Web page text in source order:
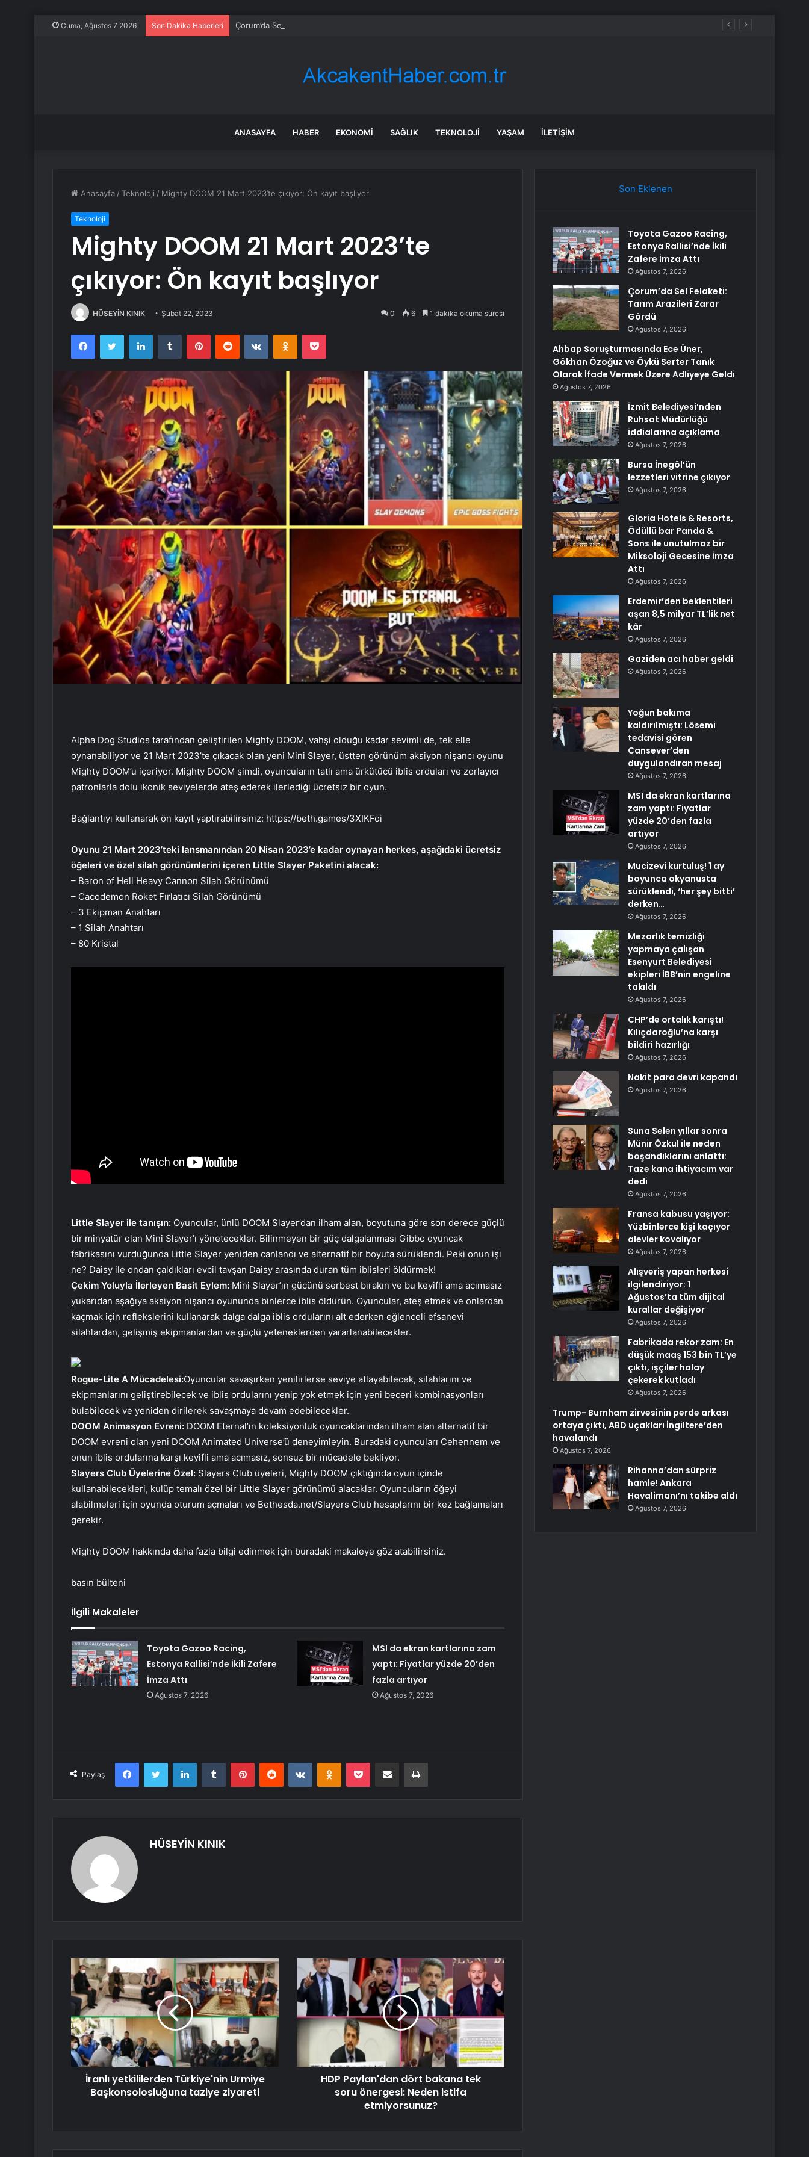
Cuma, Ağustos 7 2026 Son Dakika Haberleri Çorum’da Sel Felaketi: Tarım Arazileri Zarar Gördü
ANASAYFA HABER EKONOMI SAĞLIK TEKNOLOJI YAŞAM İLETIŞIM
Anasayfa /Teknoloji / Mighty DOOM 21 Mart 2023’te çıkıyor: Ön kayıt başlıyor
Teknoloji
Mighty DOOM 21 Mart 2023’te
çıkıyor: Ön kayıt başlıyor
HÜSEYİN KINIK Şubat 22, 2023 0 6 1 dakika okuma süresi
FacebookTwitter LinkedInTumblr PinterestReddit VKontakteOdnoklassniki
Pocket
Alpha Dog Studios tarafından geliştirilen Mighty DOOM, vahşi olduğu kadar sevimli de, tek elle
oynanabiliyor ve 21 Mart 2023’te çıkacak olan yeni Mini Slayer, üstten görünüm aksiyon nişancı oyunu
Mighty DOOM’u içeriyor. Mighty DOOM şimdi, oyuncuların tatlı ama ürkütücü iblis orduları ve zorlayıcı
patronlarla dolu ikonik seviyelerde ateş ederek ilerlediği ücretsiz bir oyun.
Bağlantıyı kullanarak ön kayıt yaptırabilirsiniz: https://beth.games/3XIKFoi
Oyunu 21 Mart 2023’teki lansmanından 20 Nisan 2023’e kadar oynayan herkes, aşağıdaki ücretsiz
öğeleri ve özel silah görünümlerini içeren Little Slayer Paketini alacak:
– Baron of Hell Heavy Cannon Silah Görünümü
– Cacodemon Roket Fırlatıcı Silah Görünümü
– 3 Ekipman Anahtarı
– 1 Silah Anahtarı
– 80 Kristal
Little Slayer ile tanışın: Oyuncular, ünlü DOOM Slayer’dan ilham alan, boyutuna göre son derece güçlü
bir minyatür olan Mini Slayer’ı yönetecekler. Bilinmeyen bir güç dalgalanması Gibbo oyuncak
fabrikasını vurduğunda Little Slayer yeniden canlandı ve alternatif bir boyuta sürüklendi. Peki onun işi
ne? Daisy ile ondan çaldıkları evcil tavşan Daisy arasında duran tüm iblisleri öldürmek!
Çekim Yoluyla İlerleyen Basit Eylem: Mini Slayer’ın gücünü serbest bırakın ve bu keyifli ama acımasız
yukarıdan aşağıya aksiyon nişancı oyununda binlerce iblis öldürün. Oyuncular, ateş etmek ve onlardan
kaçmak için reflekslerini kullanarak dalga dalga iblis ordularını alt ederken eğlenceli efsanevi
silahlardan, gelişmiş ekipmanlardan ve güçlü yeteneklerden yararlanabilecekler.
Rogue-Lite A Mücadelesi:Oyuncular savaşırken yenilirlerse seviye atlayabilecek, silahlarını ve
ekipmanlarını geliştirebilecek ve iblis ordularını yenip yok etmek için yeni beceri kombinasyonları
bulabilecek ve yeniden dirilerek savaşmaya devam edebilecekler.
DOOM Animasyon Evreni: DOOM Eternal’ın koleksiyonluk oyuncaklarından ilham alan alternatif bir
DOOM evreni olan yeni DOOM Animated Universe’ü deneyimleyin. Buradaki oyuncuları Cehennem ve
onun iblis ordularına karşı keyifli ama acımasız, sonsuz bir mücadele bekliyor.
Slayers Club Üyelerine Özel: Slayers Club üyeleri, Mighty DOOM çıktığında oyun içinde
kullanabilecekleri, kulüp temalı özel bir Little Slayer görünümü alacaklar. Oyuncuların öğeyi
alabilmeleri için oyunda oturum açmaları ve Bethesda.net/Slayers Club hesaplarını bir kez bağlamaları
gerekir.
Mighty DOOM hakkında daha fazla bilgi edinmek için buradaki makaleye göz atabilirsiniz.
basın bülteni
İlgili Makaleler
Toyota Gazoo Racing,
Estonya Rallisi’nde İkili Zafere
İmza Attı
Ağustos 7, 2026
MSI da ekran kartlarına zam
yaptı: Fiyatlar yüzde 20’den
fazla artıyor
Ağustos 7, 2026
Paylaş
FacebookTwitter LinkedInTumblr PinterestReddit VKontakteOdnoklassniki
Pocket E-Posta ile paylaş Yazdır
HÜSEYİN KINIK
İranlı yetkililerden Türkiye'nin Urmiye
Başkonsolosluğuna taziye ziyareti
HDP Paylan'dan dört bakana tek
soru önergesi: Neden istifa
etmiyorsunuz?
Son Eklenen
Toyota Gazoo Racing,
Estonya Rallisi’nde İkili
Zafere İmza Attı
Ağustos 7, 2026
Çorum’da Sel Felaketi:
Tarım Arazileri Zarar
Gördü
Ağustos 7, 2026
Ahbap Soruşturmasında Ece Üner,
Gökhan Özoğuz ve Öykü Serter Tanık
Olarak İfade Vermek Üzere Adliyeye Geldi
Ağustos 7, 2026
İzmit Belediyesi’nden
Ruhsat Müdürlüğü
iddialarına açıklama
Ağustos 7, 2026
Bursa İnegöl’ün
lezzetleri vitrine çıkıyor
Ağustos 7, 2026
Gloria Hotels & Resorts,
Ödüllü bar Panda &
Sons ile unutulmaz bir
Miksoloji Gecesine İmza
Attı
Ağustos 7, 2026
Erdemir’den beklentileri
aşan 8,5 milyar TL’lik net
kâr
Ağustos 7, 2026
Gaziden acı haber geldi
Ağustos 7, 2026
Yoğun bakıma
kaldırılmıştı: Lösemi
tedavisi gören
Cansever’den
duygulandıran mesaj
Ağustos 7, 2026
MSI da ekran kartlarına
zam yaptı: Fiyatlar
yüzde 20’den fazla
artıyor
Ağustos 7, 2026
Mucizevi kurtuluş! 1 ay
boyunca okyanusta
sürüklendi, ‘her şey bitti’
derken…
Ağustos 7, 2026
Mezarlık temizliği
yapmaya çalışan
Esenyurt Belediyesi
ekipleri İBB’nin engeline
takıldı
Ağustos 7, 2026
CHP’de ortalık karıştı!
Kılıçdaroğlu’na karşı
bildiri hazırlığı
Ağustos 7, 2026
Nakit para devri kapandı
Ağustos 7, 2026
Suna Selen yıllar sonra
Münir Özkul ile neden
boşandıklarını anlattı:
Taze kana ihtiyacım var
dedi
Ağustos 7, 2026
Fransa kabusu yaşıyor:
Yüzbinlerce kişi kaçıyor
alevler kovalıyor
Ağustos 7, 2026
Alışveriş yapan herkesi
ilgilendiriyor: 1
Ağustos’ta tüm dijital
kurallar değişiyor
Ağustos 7, 2026
Fabrikada rekor zam: En
düşük maaş 153 bin TL’ye
çıktı, işçiler halay
çekerek kutladı
Ağustos 7, 2026
Trump- Burnham zirvesinin perde arkası
ortaya çıktı, ABD uçakları İngiltere’den
havalandı
Ağustos 7, 2026
Rihanna’dan sürpriz
hamle! Ankara
Havalimanı’nı takibe aldı
Ağustos 7, 2026